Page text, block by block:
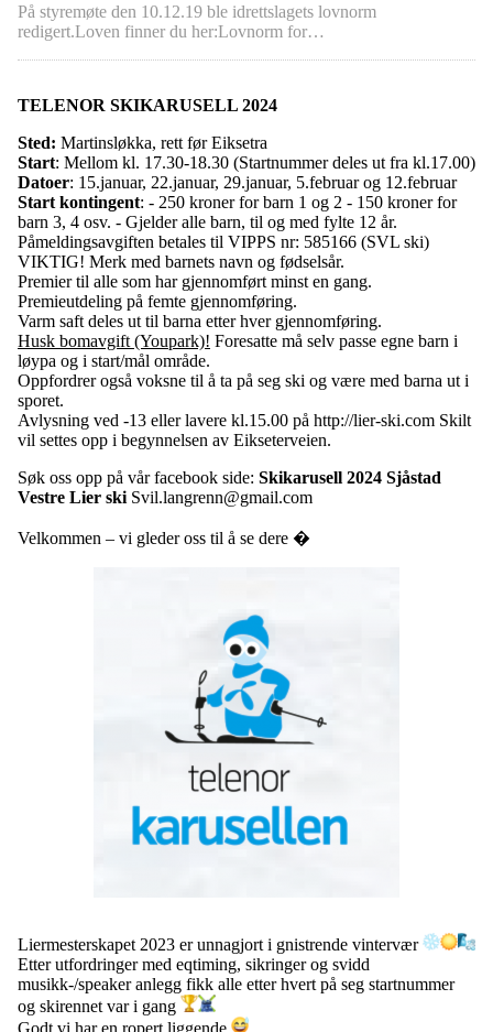
På styremøte den 10.12.19 ble idrettslagets lovnorm
redigert.Loven finner du her:Lovnorm for…
TELENOR SKIKARUSELL 2024
Sted: Martinsløkka, rett før Eiksetra
Start: Mellom kl. 17.30-18.30 (Startnummer deles ut fra kl.17.00)
Datoer: 15.januar, 22.januar, 29.januar, 5.februar og 12.februar
Start kontingent: - 250 kroner for barn 1 og 2 - 150 kroner for
barn 3, 4 osv. - Gjelder alle barn, til og med fylte 12 år.
Påmeldingsavgiften betales til VIPPS nr: 585166 (SVL ski)
VIKTIG! Merk med barnets navn og fødselsår.
Premier til alle som har gjennomført minst en gang.
Premieutdeling på femte gjennomføring.
Varm saft deles ut til barna etter hver gjennomføring.
Husk bomavgift (Youpark)! Foresatte må selv passe egne barn i
løypa og i start/mål område.
Oppfordrer også voksne til å ta på seg ski og være med barna ut i
sporet.
Avlysning ved -13 eller lavere kl.15.00 på http://lier-ski.com Skilt
vil settes opp i begynnelsen av Eikseterveien.
Søk oss opp på vår facebook side: Skikarusell 2024 Sjåstad
Vestre Lier ski Svil.langrenn@gmail.com
Velkommen – vi gleder oss til å se dere �
Liermesterskapet 2023 er unnagjort i gnistrende vintervær
Etter utfordringer med eqtiming, sikringer og svidd
musikk-/speaker anlegg fikk alle etter hvert på seg startnummer
og skirennet var i gang
Godt vi har en ropert liggende